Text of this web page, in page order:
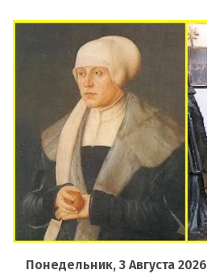
Понедельник, 3 Августа 2026